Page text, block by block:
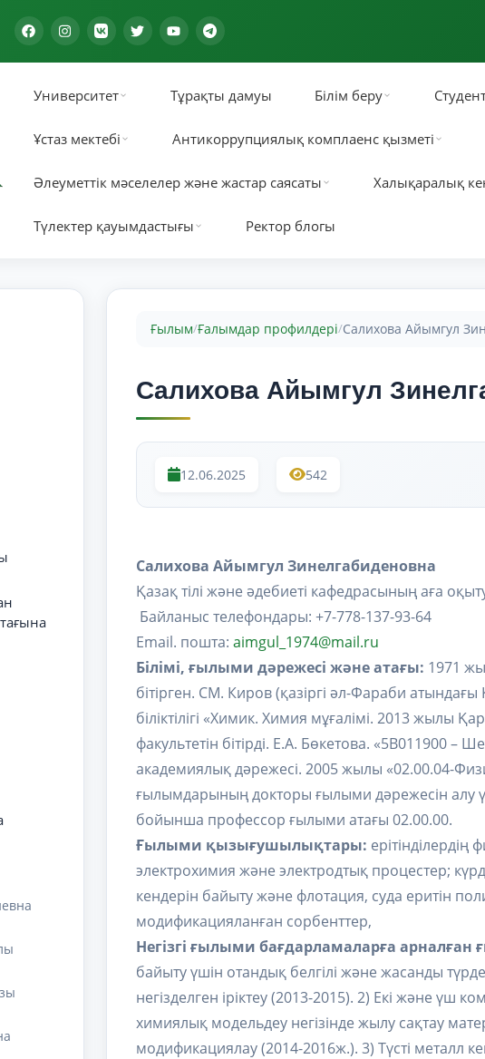
Университет Тұрақты дамуы Білім беру
Ұстаз мектебі Антикоррупциялық комплаенс қызметі
Әлеуметтік мәселелер және жастар саясаты Халықаралық
Түлектер қауымдастығы Ректор блогы
Ғылым/Ғалымдар профилдері/Салихова Айымгул
Салихова Айымгул
12.06.2025 542
Салихова Айымгул Зинелгабиденовна
Қазақ тілі және әдебиеті кафедрасының аға
Байланыс телефондары: +7-778-137-93-64
Email. пошта: aimgul_1974@mail.ru
Білімі, ғылыми дәрежесі және атағы: 1971
бітірген. СМ. Киров (қазіргі әл-Фараби
біліктілігі «Химик. Химия мұғалімі. 2013 жылы
факультетін бітірді. Е.А. Бөкетова. «5В011900 –
академиялық дәрежесі. 2005 жылы «02.00.04-
ғылымдарының докторы ғылыми дәрежесін алу
бойынша профессор ғылыми атағы 02.00.00.
Ғылыми қызығушылықтары:
электрохимия және электродтық процестер;
кендерін байыту және флотация, суда еритін
модификацияланған сорбенттер,
Негізгі ғылыми бағдарламаларға арналған
байыту үшін отандық белгілі және жасанды
негізделген іріктеу (2013-2015). 2) Екі және
химиялық модельдеу негізінде жылу сақтау
модификациялау (2014-2016ж.). 3) Түсті металл